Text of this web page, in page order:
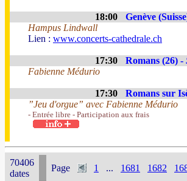
18:00 Genève
Hampus Lindwall
Lien : www.concerts-cathedrale.ch
17:30 Romans (26) -
Fabienne Médurio
17:30 Romans sur
”Jeu d'orgue” avec Fabienne Médurio
- Entrée libre - Participation aux frais
70406
dates
Page 1 ... 1681 1682